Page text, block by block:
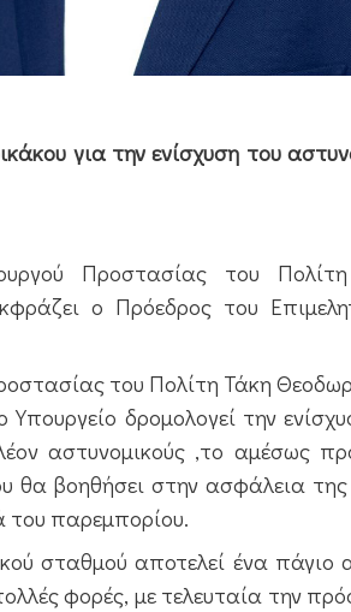
για την ενίσχυση του
Προστασίας του Πολίτη
ο Πρόεδρος του
του Πολίτη Τάκη
δρομολογεί την
αστυνομικούς ,το αμέσως
βοηθήσει στην ασφάλεια της
παρεμπορίου.
σταθμού αποτελεί ένα πάγιο
φορές, με τελευταία την